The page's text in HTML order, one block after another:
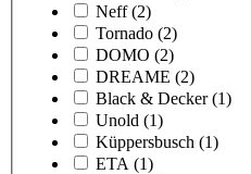
Neff (2)
Tornado (2)
DOMO (2)
DREAME (2)
Black & Decker (1)
Unold (1)
Küppersbusch (1)
ETA (1)